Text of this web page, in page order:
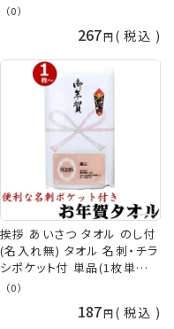
枚単位) お年賀タオル 粗品
品タオル [返品不可] 手芸の
山久
（0）
267 税込
挨拶 あいさつ タオル のし付
(名入れ無) タオル 名刺・チラ
シポケット付 単品(1枚単位)
挨拶回り タオル お年賀 タオ
ル 粗品タオル 粗品 販促 御
（0）
187 税込